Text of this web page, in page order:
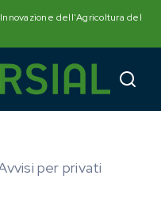
dell'Agricoltura del
per privati